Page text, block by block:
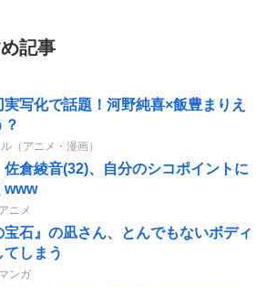
記事
実写化で話題！河野純喜×飯豊まりえ
？
（アニメ・漫画）
佐倉綾音(32)、自分のシコポイントに
www
ニメ
宝石』の凪さん、とんでもないボディ
てしまう
ンガ